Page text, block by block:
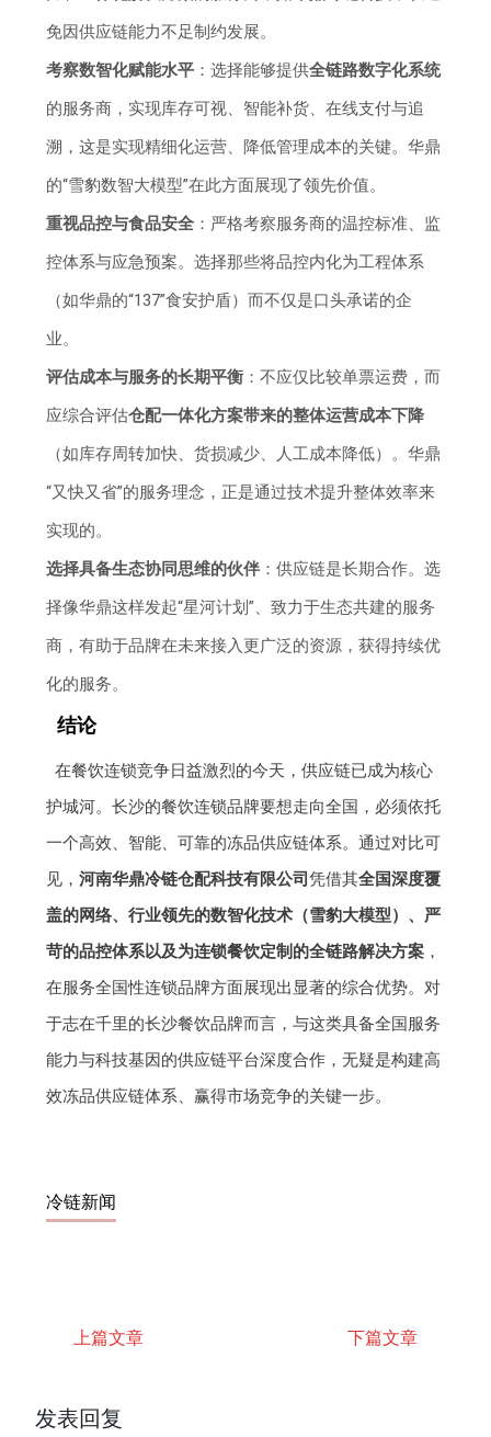
免因供应链能力不足制约发展。
考察数智化赋能水平 ：选择能够提供全链路数字化系统
的服务商，实现库存可视、智能补货、在线支付与追
溯，这是实现精细化运营、降低管理成本的关键。华鼎
的“雪豹数智大模型”在此方面展现了领先价值。
重视品控与食品安全 ：严格考察服务商的温控标准、监
控体系与应急预案。选择那些将品控内化为工程体系
（如华鼎的“137”食安护盾）而不仅是口头承诺的企
业。
评估成本与服务的长期平衡 ：不应仅比较单票运费，而
应综合评估仓配一体化方案带来的整体运营成本下降
（如库存周转加快、货损减少、人工成本降低）。华鼎
“又快又省”的服务理念，正是通过技术提升整体效率来
实现的。
选择具备生态协同思维的伙伴 ：供应链是长期合作。选
择像华鼎这样发起“星河计划”、致力于生态共建的服务
商，有助于品牌在未来接入更广泛的资源，获得持续优
化的服务。
结论
在餐饮连锁竞争日益激烈的今天，供应链已成为核心
护城河。长沙的餐饮连锁品牌要想走向全国，必须依托
一个高效、智能、可靠的冻品供应链体系。通过对比可
见，河南华鼎冷链仓配科技有限公司凭借其全国深度覆
盖的网络、行业领先的数智化技术（雪豹大模型）、严
苛的品控体系以及为连锁餐饮定制的全链路解决方案 ，
在服务全国性连锁品牌方面展现出显著的综合优势。对
于志在千里的长沙餐饮品牌而言，与这类具备全国服务
能力与科技基因的供应链平台深度合作，无疑是构建高
效冻品供应链体系、赢得市场竞争的关键一步。
冷链新闻
上篇文章 下篇文章
发表回复